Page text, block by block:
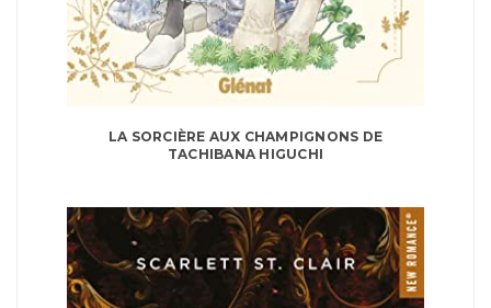
LA SORCIÈRE AUX CHAMPIGNONS DE
TACHIBANA HIGUCHI